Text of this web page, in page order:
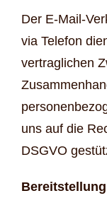
Der E-Mail-
via Telefon
vertraglichen
uns auf die
DSGVO